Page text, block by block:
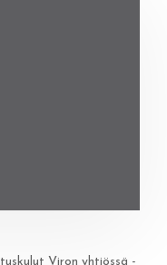
Viron yhtiössä -